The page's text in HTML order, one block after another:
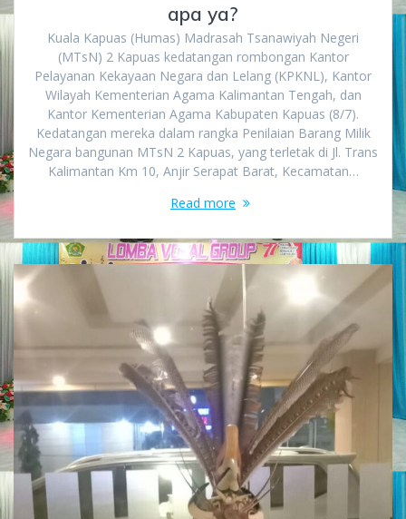
apa ya?
Kuala Kapuas (Humas) Madrasah Tsanawiyah Negeri
(MTsN) 2 Kapuas kedatangan rombongan Kantor
Pelayanan Kekayaan Negara dan Lelang (KPKNL), Kantor
Wilayah Kementerian Agama Kalimantan Tengah, dan
Kantor Kementerian Agama Kabupaten Kapuas (8/7).
Kedatangan mereka dalam rangka Penilaian Barang Milik
Negara bangunan MTsN 2 Kapuas, yang terletak di Jl. Trans
Kalimantan Km 10, Anjir Serapat Barat, Kecamatan…
Read more